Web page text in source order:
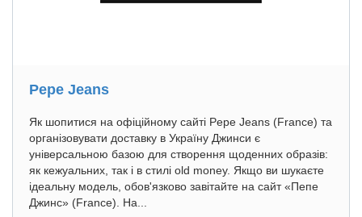
Pepe Jeans
Як шопитися на офіційному сайті Pepe Jeans (France) та
організовувати доставку в Україну Джинси є
універсальною базою для створення щоденних образів:
як кежуальних, так і в стилі old money. Якщо ви шукаєте
ідеальну модель, обов'язково завітайте на сайт «Пепе
Джинс» (France). На...